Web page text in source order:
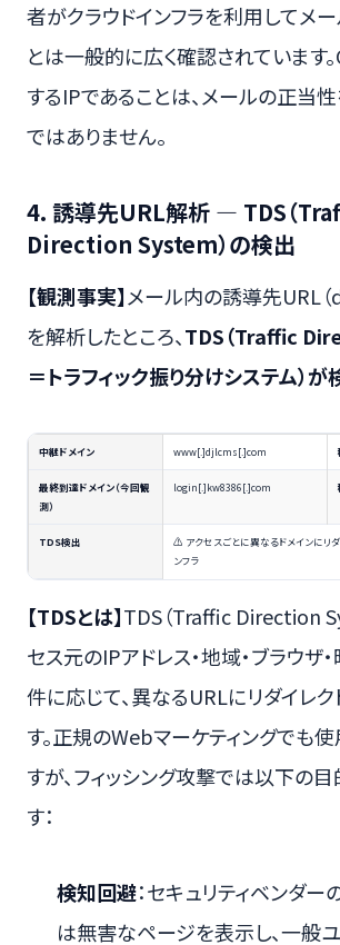
者がクラウドインフラを利用してメ
とは一般的に広く確認されています
するIPであることは、メールの正当
ではありません。
4. 誘導先URL解析 — TDS（
Direction System）の検出
【観測事実】メール内の誘導先URL
を解析したところ、TDS（Traffic
＝トラフィック振り分けシステム）が
中継ドメイン www[.]djlcms[.]com
最終到達ドメイン（今回観
測）
login[.]kw8386[.]com
TDS検出
⚠ アクセスごとに異なるドメインにリ
ンフラ
【TDSとは】TDS（Traffic Direction
セス元のIPアドレス・地域・ブラウザ
件に応じて、異なるURLにリダイレ
す。正規のWebマーケティングでも
すが、フィッシング攻撃では以下の
す：
検知回避：セキュリティベンダ
は無害なページを表示し、一般